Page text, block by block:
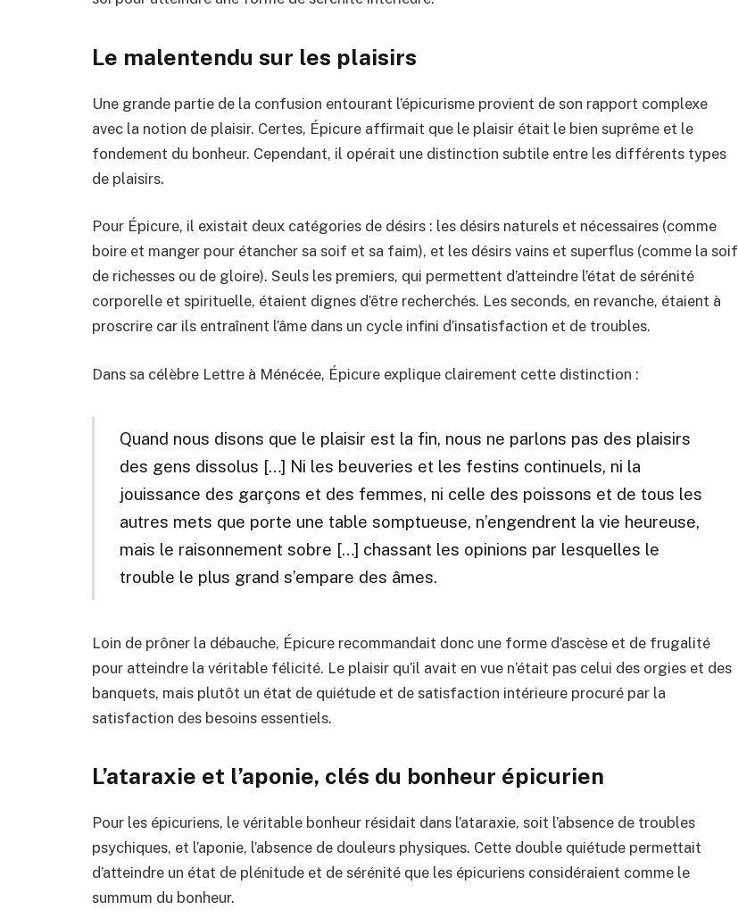
Le malentendu sur les plaisirs
Une grande partie de la confusion entourant l’épicurisme provient de son rapport complexe
avec la notion de plaisir. Certes, Épicure affirmait que le plaisir était le bien suprême et le
fondement du bonheur. Cependant, il opérait une distinction subtile entre les différents types
de plaisirs.
Pour Épicure, il existait deux catégories de désirs : les désirs naturels et nécessaires (comme
boire et manger pour étancher sa soif et sa faim), et les désirs vains et superflus (comme la soif
de richesses ou de gloire). Seuls les premiers, qui permettent d’atteindre l’état de sérénité
corporelle et spirituelle, étaient dignes d’être recherchés. Les seconds, en revanche, étaient à
proscrire car ils entraînent l’âme dans un cycle infini d’insatisfaction et de troubles.
Dans sa célèbre Lettre à Ménécée, Épicure explique clairement cette distinction :
Quand nous disons que le plaisir est la fin, nous ne parlons pas des plaisirs
des gens dissolus […] Ni les beuveries et les festins continuels, ni la
jouissance des garçons et des femmes, ni celle des poissons et de tous les
autres mets que porte une table somptueuse, n’engendrent la vie heureuse,
mais le raisonnement sobre […] chassant les opinions par lesquelles le
trouble le plus grand s’empare des âmes.
Loin de prôner la débauche, Épicure recommandait donc une forme d’ascèse et de frugalité
pour atteindre la véritable félicité. Le plaisir qu’il avait en vue n’était pas celui des orgies et des
banquets, mais plutôt un état de quiétude et de satisfaction intérieure procuré par la
satisfaction des besoins essentiels.
L’ataraxie et l’aponie, clés du bonheur épicurien
Pour les épicuriens, le véritable bonheur résidait dans l’ataraxie, soit l’absence de troubles
psychiques, et l’aponie, l’absence de douleurs physiques. Cette double quiétude permettait
d’atteindre un état de plénitude et de sérénité que les épicuriens considéraient comme le
summum du bonheur.